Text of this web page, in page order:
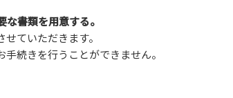
書類を用意する。
ていただきます。
続きを行うことができません。